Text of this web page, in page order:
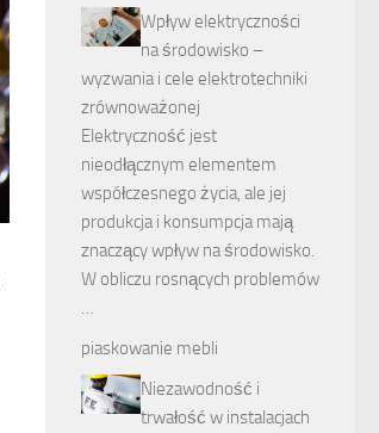
Wpływ elektryczności
na środowisko –
wyzwania i cele elektrotechniki
zrównoważonej
Elektryczność jest
nieodłącznym elementem
współczesnego życia, ale jej
produkcja i konsumpcja mają
znaczący wpływ na środowisko.
W obliczu rosnących problemów
…
piaskowanie mebli
Niezawodność i
trwałość w instalacjach